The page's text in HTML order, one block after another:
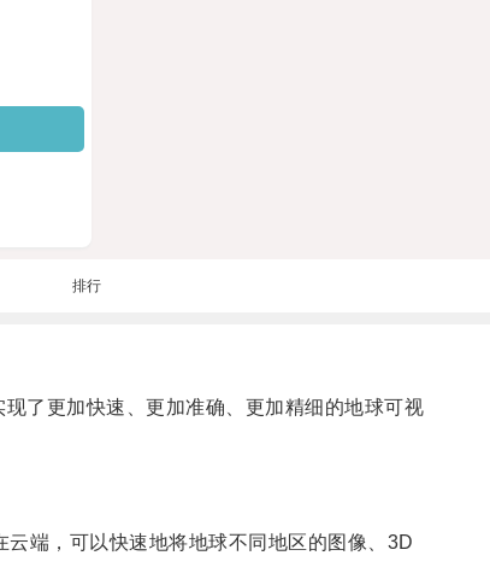
排行
了更加快速、更加准确、更加精细的地球可视
端，可以快速地将地球不同地区的图像、3D